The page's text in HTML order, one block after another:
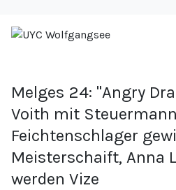
Melges 24: "Angry
Voith mit
Feichtenschlager
Meisterschaift, Anna
werden Vize